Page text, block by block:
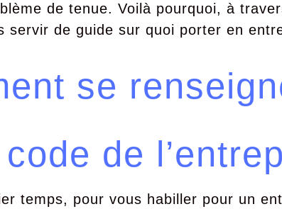
de tenue. Voilà pourquoi, à
servir de guide sur quoi porter en
se
de
temps, pour vous habiller pour un